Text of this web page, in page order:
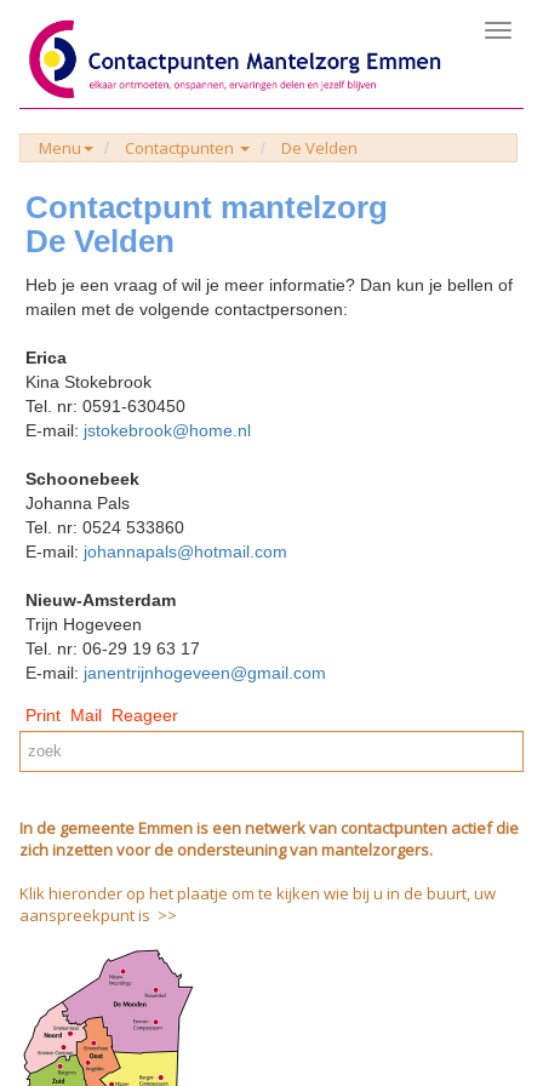
Menu Contactpunten De Velden
Contactpunt mantelzorg
De Velden
Heb je een vraag of wil je meer informatie? Dan kun je bellen of
mailen met de volgende contactpersonen:
Erica
Kina Stokebrook
Tel. nr: 0591-630450
E-mail: jstokebrook@home.nl
Schoonebeek
Johanna Pals
Tel. nr: 0524 533860
E-mail: johannapals@hotmail.com
Nieuw-Amsterdam
Trijn Hogeveen
Tel. nr: 06-29 19 63 17
E-mail: janentrijnhogeveen@gmail.com
Print Mail Reageer
In de gemeente Emmen is een netwerk van contactpunten actief die
zich inzetten voor de ondersteuning van mantelzorgers.
Klik hieronder op het plaatje om te kijken wie bij u in de buurt, uw
aanspreekpunt is >>